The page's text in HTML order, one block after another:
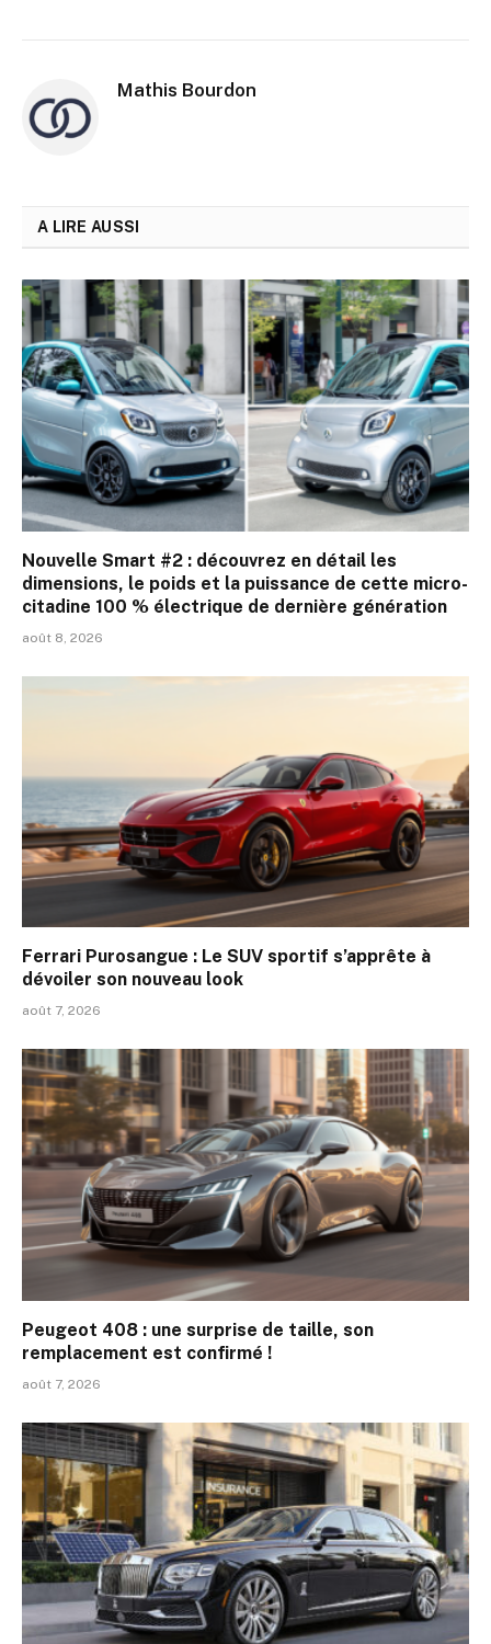
Mathis Bourdon
A LIRE AUSSI
Nouvelle Smart #2 : découvrez en détail les
dimensions, le poids et la puissance de cette micro-
citadine 100 % électrique de dernière génération
août 8, 2026
Ferrari Purosangue : Le SUV sportif s’apprête à
dévoiler son nouveau look
août 7, 2026
Peugeot 408 : une surprise de taille, son
remplacement est confirmé !
août 7, 2026